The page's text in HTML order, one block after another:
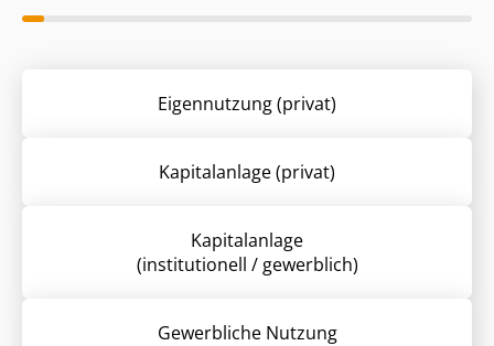
Eigennutzung (privat)
Kapitalanlage (privat)
Kapitalanlage
(institutionell / gewerblich)
Gewerbliche Nutzung